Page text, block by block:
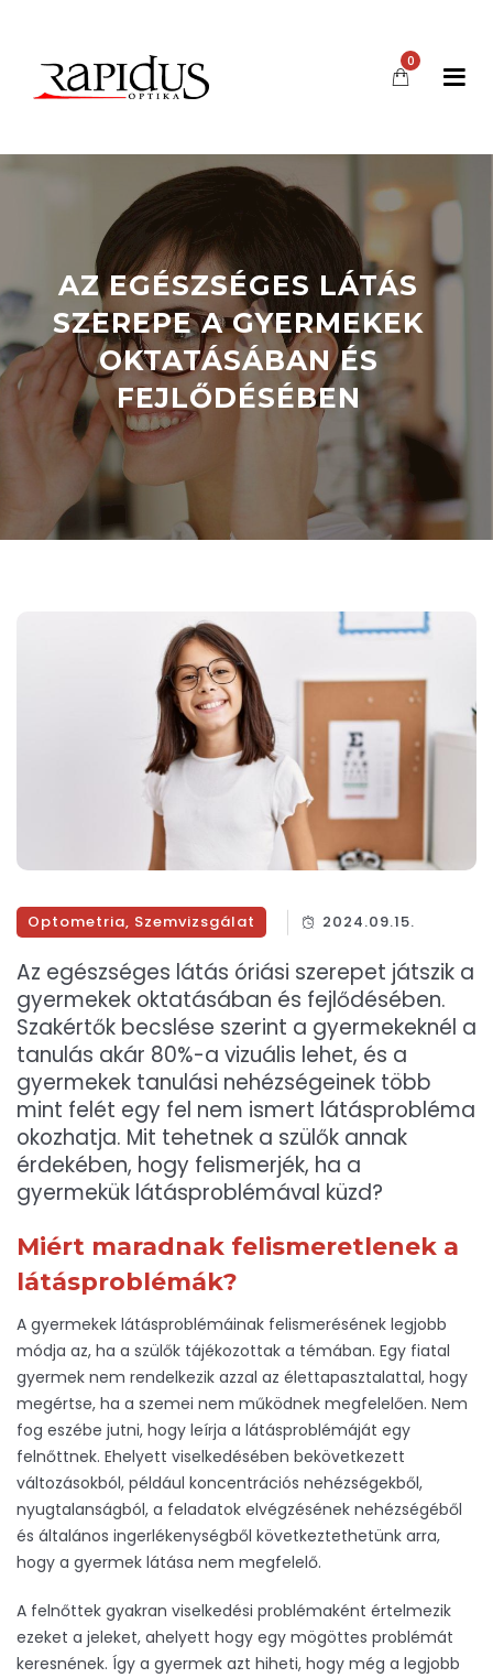
0
AZ EGÉSZSÉGES LÁTÁS
SZEREPE A GYERMEKEK
OKTATÁSÁBAN ÉS
FEJLŐDÉSÉBEN
Optometria, Szemvizsgálat 2024.09.15.
Az egészséges látás óriási szerepet játszik a
gyermekek oktatásában és fejlődésében.
Szakértők becslése szerint a gyermekeknél a
tanulás akár 80%-a vizuális lehet, és a
gyermekek tanulási nehézségeinek több
mint felét egy fel nem ismert látásprobléma
okozhatja. Mit tehetnek a szülők annak
érdekében, hogy felismerjék, ha a
gyermekük látásproblémával küzd?
Miért maradnak felismeretlenek a
látásproblémák?
A gyermekek látásproblémáinak felismerésének legjobb
módja az, ha a szülők tájékozottak a témában. Egy fiatal
gyermek nem rendelkezik azzal az élettapasztalattal, hogy
megértse, ha a szemei nem működnek megfelelően. Nem
fog eszébe jutni, hogy leírja a látásproblémáját egy
felnőttnek. Ehelyett viselkedésében bekövetkezett
változásokból, például koncentrációs nehézségekből,
nyugtalanságból, a feladatok elvégzésének nehézségéből
és általános ingerlékenységből következtethetünk arra,
hogy a gyermek látása nem megfelelő.
A felnőttek gyakran viselkedési problémaként értelmezik
ezeket a jeleket, ahelyett hogy egy mögöttes problémát
keresnének. Így a gyermek azt hiheti, hogy még a legjobb